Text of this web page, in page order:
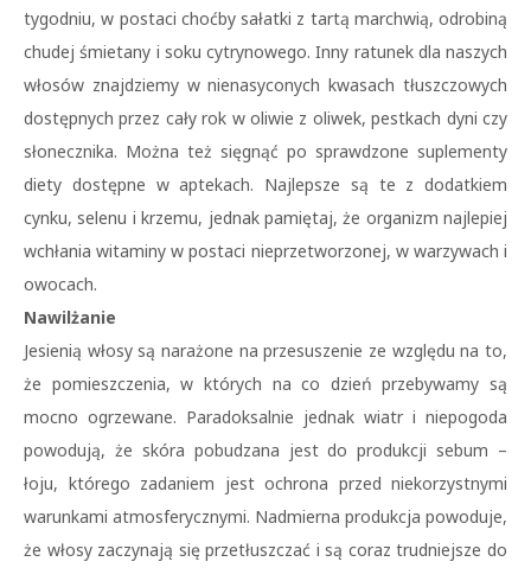
tygodniu, w postaci choćby sałatki z tartą marchwią, odrobiną
chudej śmietany i soku cytrynowego. Inny ratunek dla naszych
włosów znajdziemy w nienasyconych kwasach tłuszczowych
dostępnych przez cały rok w oliwie z oliwek, pestkach dyni czy
słonecznika. Można też sięgnąć po sprawdzone suplementy
diety dostępne w aptekach. Najlepsze są te z dodatkiem
cynku, selenu i krzemu, jednak pamiętaj, że organizm najlepiej
wchłania witaminy w postaci nieprzetworzonej, w warzywach i
owocach.
Nawilżanie
Jesienią włosy są narażone na przesuszenie ze względu na to,
że pomieszczenia, w których na co dzień przebywamy są
mocno ogrzewane. Paradoksalnie jednak wiatr i niepogoda
powodują, że skóra pobudzana jest do produkcji sebum –
łoju, którego zadaniem jest ochrona przed niekorzystnymi
warunkami atmosferycznymi. Nadmierna produkcja powoduje,
że włosy zaczynają się przetłuszczać i są coraz trudniejsze do